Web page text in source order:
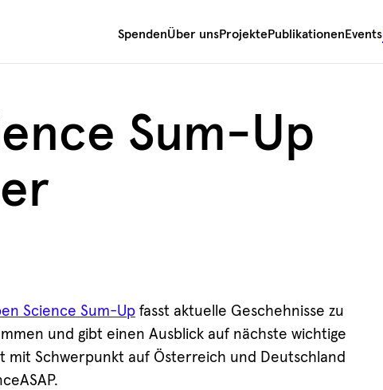
SpendenÜber unsProjektePublikationen Events
Sum-Up
Science Sum-Up fasst aktuelle Geschehnisse zu
und gibt einen Ausblick auf nächste wichtige
mit Schwerpunkt auf Österreich und Deutschland